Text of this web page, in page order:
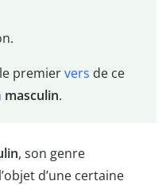
premiervers de ce
masculin.
, son genre
d’une certaine